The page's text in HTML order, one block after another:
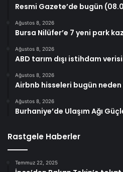
Resmi Gazete’de bugün
Ağustos 8, 2026
Bursa Nilüfer’e 7 yeni park
Ağustos 8, 2026
ABD tarım dışı istihdam
Ağustos 8, 2026
Airbnb hisseleri bugün
Ağustos 8, 2026
Burhaniye’de Ulaşım Ağı
Rastgele Haberler
Temmuz 22, 2025